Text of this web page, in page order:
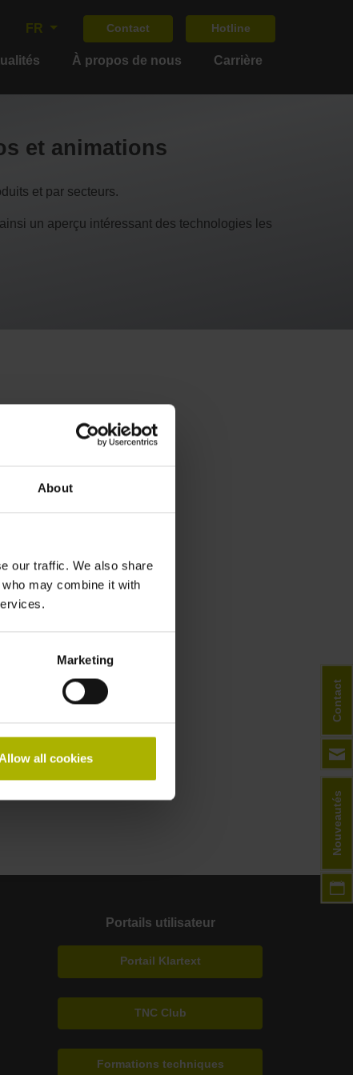
About
our traffic. We also share
may combine it with
Marketing
Allow all cookies
FR Contact Hotline
À propos de nous Carrière
et animations
et par secteurs.
un aperçu intéressant des technologies les
Portails utilisateur
Portail Klartext
TNC Club
Formations techniques
Nouveautés
Contact